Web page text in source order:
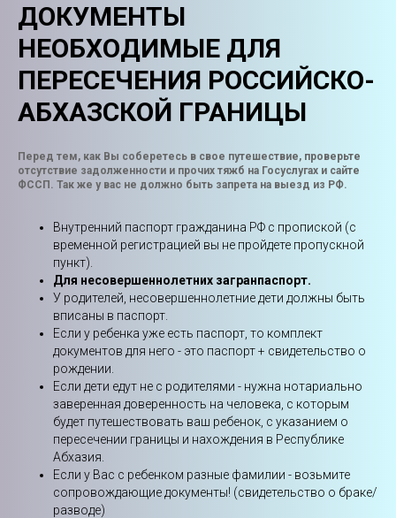
ДОКУМЕНТЫ
НЕОБХОДИМЫЕ ДЛЯ
ПЕРЕСЕЧЕНИЯ РОССИЙСКО-
АБХАЗСКОЙ ГРАНИЦЫ
Перед тем, как Вы соберетесь в свое путешествие, проверьте
отсутствие задолженности и прочих тяжб на Госуслугах и сайте
ФССП. Так же у вас не должно быть запрета на выезд из РФ.
Внутренний паспорт гражданина РФ c пропиской (с
временной регистрацией вы не пройдете пропускной
пункт).
Для несовершеннолетних загранпаспорт.
У родителей, несовершеннолетние дети должны быть
вписаны в паспорт.
Если у ребенка уже есть паспорт, то комплект
документов для него - это паспорт + свидетельство о
рождении.
Если дети едут не с родителями - нужна нотариально
заверенная доверенность на человека, с которым
будет путешествовать ваш ребенок, с указанием о
пересечении границы и нахождения в Республике
Абхазия.
Если у Вас с ребенком разные фамилии - возьмите
сопровождающие документы! (свидетельство о браке/
разводе)